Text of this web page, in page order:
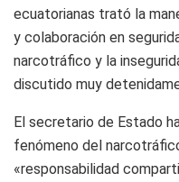
ecuatorianas trató la
y colaboración en
narcotráfico y la
discutido muy
El secretario de Estado
fenómeno del
«responsabilidad